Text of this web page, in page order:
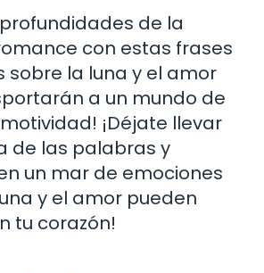
profundidades de la
con estas frases
sobre la luna y el amor
a un mundo de
¡Déjate llevar
de las palabras y
un mar de emociones
y el amor pueden
tu corazón!